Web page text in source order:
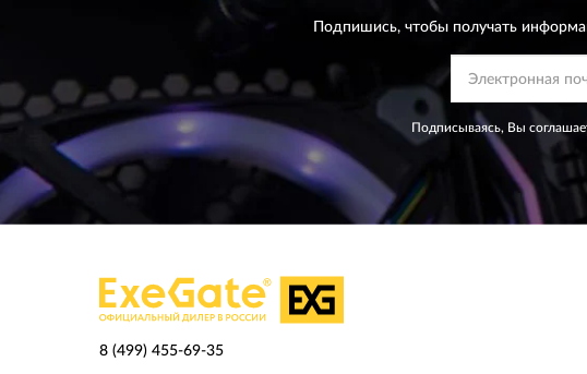
Подпишись, чтобы получать
Подписываясь, Вы
8 (499) 455-69-35